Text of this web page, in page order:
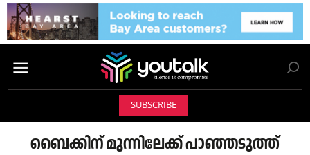
SUBSCRIBE
ബൈക്കിന് മുന്നിലേക്ക് പാഞ്ഞടുത്ത്